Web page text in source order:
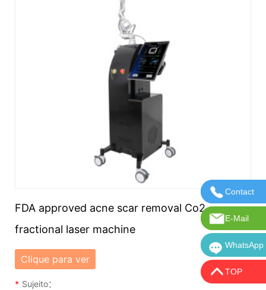
FDA approved acne scar removal Co2
fractional laser machine
Clique para ver
* Sujeito：
Contact
Entre em
E-Mail
E-mail:
WhatsApp
TOP